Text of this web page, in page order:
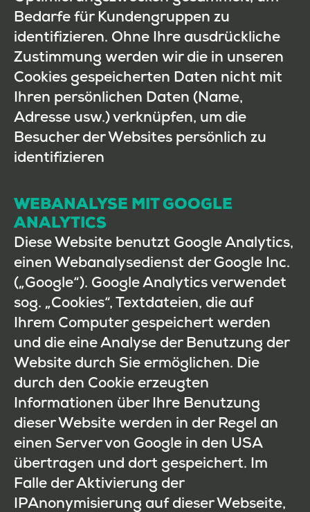
Bedarfe für Kundengruppen zu
identifizieren. Ohne Ihre ausdrückliche
Zustimmung werden wir die in unseren
Cookies gespeicherten Daten nicht mit
Ihren persönlichen Daten (Name,
Adresse usw.) verknüpfen, um die
Besucher der Websites persönlich zu
identifizieren
WEBANALYSE MIT GOOGLE
ANALYTICS
Diese Website benutzt Google Analytics,
einen Webanalysedienst der Google Inc.
(„Google“). Google Analytics verwendet
sog. „Cookies“, Textdateien, die auf
Ihrem Computer gespeichert werden
und die eine Analyse der Benutzung der
Website durch Sie ermöglichen. Die
durch den Cookie erzeugten
Informationen über Ihre Benutzung
dieser Website werden in der Regel an
einen Server von Google in den USA
übertragen und dort gespeichert. Im
Falle der Aktivierung der
IPAnonymisierung auf dieser Webseite,